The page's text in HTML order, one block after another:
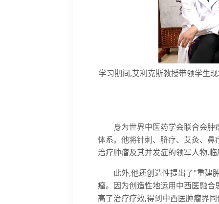
学习期间,艾利克斯教授带领学生
身为世界中医药学会联合会
体系。他将针刺、脐疗、艾灸、
治疗肿瘤及其并发症的领军人物,
此外,他还创造性提出了"重建
瘤。因为创造性地运用中西医融
高了治疗疗效,得到中西医肿瘤界